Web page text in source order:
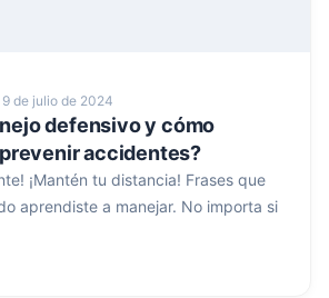
de julio de 2024
defensivo y cómo
accidentes?
¡Mantén tu distancia! Frases que
aprendiste a manejar. No importa si